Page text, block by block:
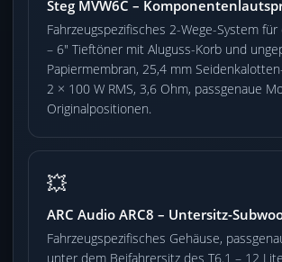
Steg MVW6C –
Fahrzeugspezifisches 2-Wege-System für
– 6″ Tieftöner mit Aluguss-Korb und
Papiermembran, 25,4 mm
2 × 100 W RMS, 3,6 Ohm, passgenaue
Originalpositionen.
💥
ARC Audio ARC8 – Untersitz-
Fahrzeugspezifisches Gehäuse,